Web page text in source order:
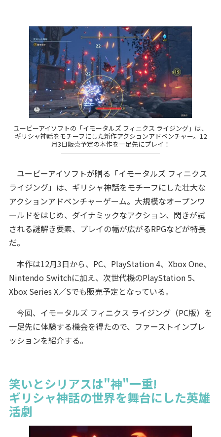
ユービーアイソフトの「イモータルズ フィニクス ライジング」は、
ギリシャ神話をモチーフにした新作アクションアドベンチャー。12
月3日販売予定の本作を一足先にプレイ！
ユービーアイソフトが贈る「イモータルズ フィニクス
ライジング」は、ギリシャ神話をモチーフにした壮大な
アクションアドベンチャーゲーム。大規模なオープンワ
ールドをはじめ、ダイナミックなアクション、閃きが試
される謎解き要素、プレイの幅が広がるRPGなどが特長
だ。
本作は12月3日から、PC、PlayStation 4、Xbox One、
Nintendo Switchに加え、次世代機のPlayStation 5、
Xbox Series X／Sでも販売予定となっている。
今回、イモータルズ フィニクス ライジング（PC版）を
一足先に体験する機会を得たので、ファーストインプレ
ッションを紹介する。
笑いとシリアスは"神"一重!
ギリシャ神話の世界を舞台にした英雄
活劇